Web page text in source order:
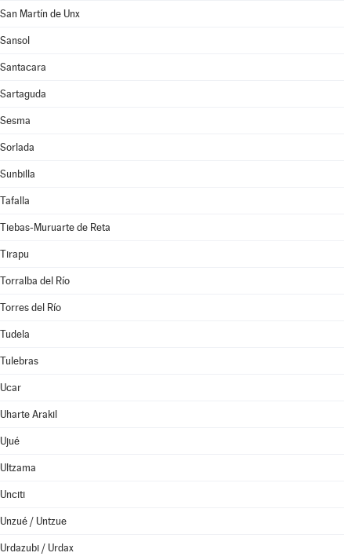
San Martín de Unx
Sansol
Santacara
Sartaguda
Sesma
Sorlada
Sunbilla
Tafalla
Tiebas-Muruarte de Reta
Tirapu
Torralba del Río
Torres del Río
Tudela
Tulebras
Ucar
Uharte Arakil
Ujué
Ultzama
Unciti
Unzué / Untzue
Urdazubi / Urdax